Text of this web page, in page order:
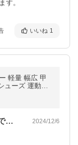
す。
いいね 1
軽量 幅広 甲
ーズ 運動靴
SNGY
この品は2回目です。主人の靴なのですが… 2024/12/6